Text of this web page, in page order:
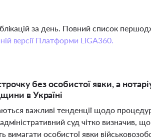
за день. Повний список
версії Платформи LIGA360.
без особистої явки, а
в Україні
важливі тенденції щодо
суд чітко визначив,
особистої явки